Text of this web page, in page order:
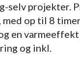
selv projekter.
op til 8
en varmeeffekt
og inkl.